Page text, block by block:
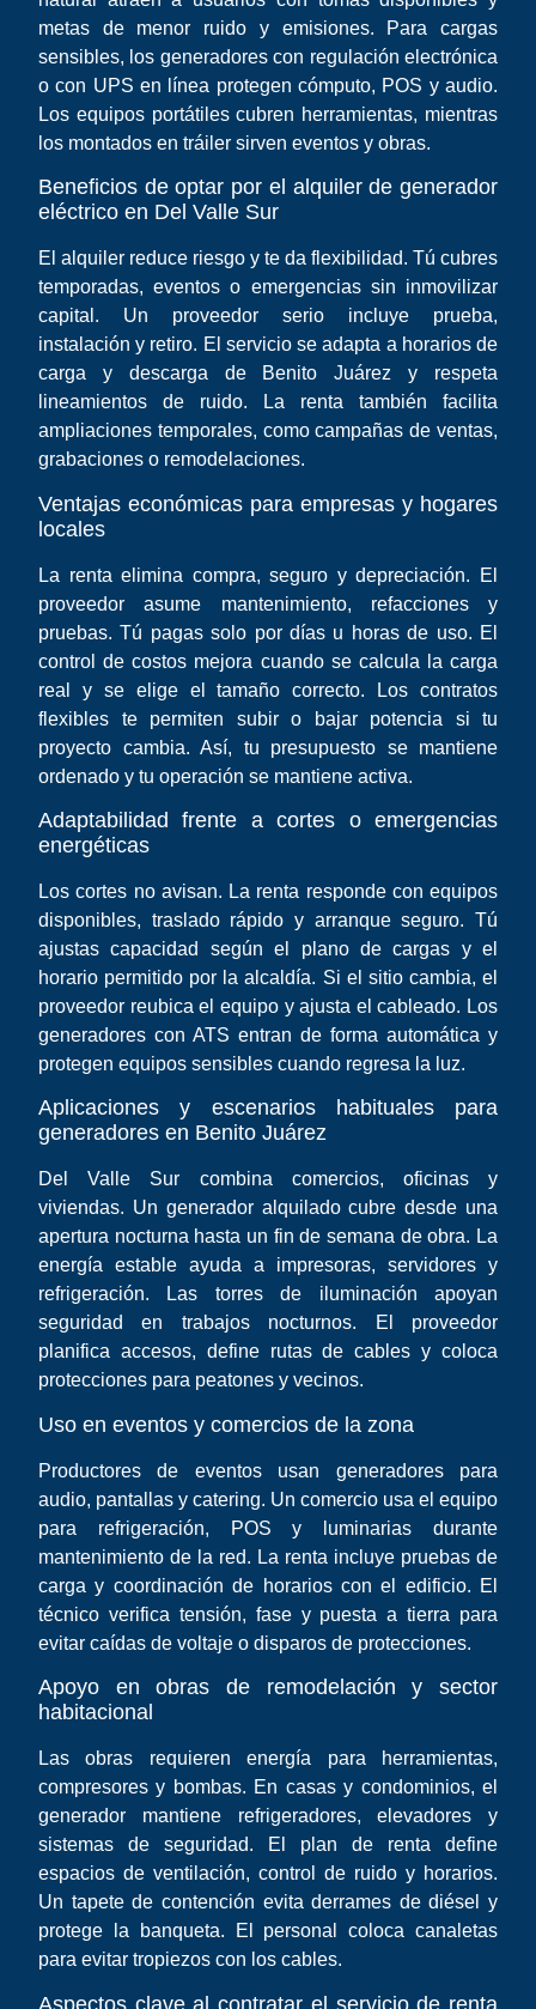
metas de menor ruido y emisiones. Para cargas
sensibles, los generadores con regulación electrónica
o con UPS en línea protegen cómputo, POS y audio.
Los equipos portátiles cubren herramientas, mientras
los montados en tráiler sirven eventos y obras.
Beneficios de optar por el alquiler de generador
eléctrico en Del Valle Sur
El alquiler reduce riesgo y te da flexibilidad. Tú cubres
temporadas, eventos o emergencias sin inmovilizar
capital. Un proveedor serio incluye prueba,
instalación y retiro. El servicio se adapta a horarios de
carga y descarga de Benito Juárez y respeta
lineamientos de ruido. La renta también facilita
ampliaciones temporales, como campañas de ventas,
grabaciones o remodelaciones.
Ventajas económicas para empresas y hogares
locales
La renta elimina compra, seguro y depreciación. El
proveedor asume mantenimiento, refacciones y
pruebas. Tú pagas solo por días u horas de uso. El
control de costos mejora cuando se calcula la carga
real y se elige el tamaño correcto. Los contratos
flexibles te permiten subir o bajar potencia si tu
proyecto cambia. Así, tu presupuesto se mantiene
ordenado y tu operación se mantiene activa.
Adaptabilidad frente a cortes o emergencias
energéticas
Los cortes no avisan. La renta responde con equipos
disponibles, traslado rápido y arranque seguro. Tú
ajustas capacidad según el plano de cargas y el
horario permitido por la alcaldía. Si el sitio cambia, el
proveedor reubica el equipo y ajusta el cableado. Los
generadores con ATS entran de forma automática y
protegen equipos sensibles cuando regresa la luz.
Aplicaciones y escenarios habituales para
generadores en Benito Juárez
Del Valle Sur combina comercios, oficinas y
viviendas. Un generador alquilado cubre desde una
apertura nocturna hasta un fin de semana de obra. La
energía estable ayuda a impresoras, servidores y
refrigeración. Las torres de iluminación apoyan
seguridad en trabajos nocturnos. El proveedor
planifica accesos, define rutas de cables y coloca
protecciones para peatones y vecinos.
Uso en eventos y comercios de la zona
Productores de eventos usan generadores para
audio, pantallas y catering. Un comercio usa el equipo
para refrigeración, POS y luminarias durante
mantenimiento de la red. La renta incluye pruebas de
carga y coordinación de horarios con el edificio. El
técnico verifica tensión, fase y puesta a tierra para
evitar caídas de voltaje o disparos de protecciones.
Apoyo en obras de remodelación y sector
habitacional
Las obras requieren energía para herramientas,
compresores y bombas. En casas y condominios, el
generador mantiene refrigeradores, elevadores y
sistemas de seguridad. El plan de renta define
espacios de ventilación, control de ruido y horarios.
Un tapete de contención evita derrames de diésel y
protege la banqueta. El personal coloca canaletas
para evitar tropiezos con los cables.
Aspectos clave al contratar el servicio de renta